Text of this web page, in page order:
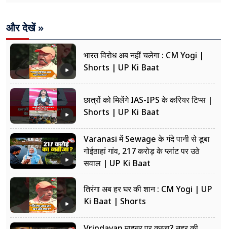
और देखें »
भारत विरोध अब नहीं चलेगा : CM Yogi |
Shorts | UP Ki Baat
छात्रों को मिलेंगे IAS-IPS के करियर टिप्स |
Shorts | UP Ki Baat
Varanasi में Sewage के गंदे पानी से डूबा
गोईठाहां गांव, 217 करोड़ के प्लांट पर उठे
सवाल | UP Ki Baat
तिरंगा अब हर घर की शान : CM Yogi | UP
Ki Baat | Shorts